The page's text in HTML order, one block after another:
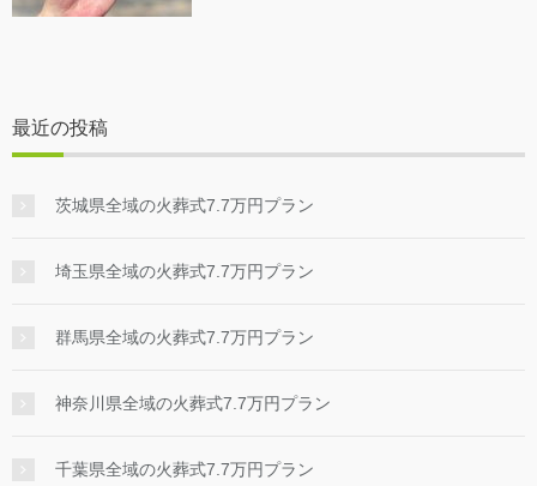
最近の投稿
茨城県全域の火葬式7.7万円プラン
埼玉県全域の火葬式7.7万円プラン
群馬県全域の火葬式7.7万円プラン
神奈川県全域の火葬式7.7万円プラン
千葉県全域の火葬式7.7万円プラン